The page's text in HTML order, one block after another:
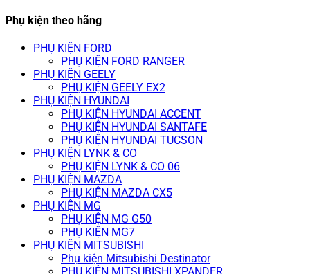
Phụ kiện theo hãng
PHỤ KIỆN FORD
PHỤ KIỆN FORD RANGER
PHỤ KIỆN GEELY
PHỤ KIỆN GEELY EX2
PHỤ KIỆN HYUNDAI
PHỤ KIỆN HYUNDAI ACCENT
PHỤ KIỆN HYUNDAI SANTAFE
PHỤ KIỆN HYUNDAI TUCSON
PHỤ KIỆN LYNK & CO
PHỤ KIỆN LYNK & CO 06
PHỤ KIỆN MAZDA
PHỤ KIỆN MAZDA CX5
PHỤ KIỆN MG
PHỤ KIỆN MG G50
PHỤ KIỆN MG7
PHỤ KIỆN MITSUBISHI
Phụ kiện Mitsubishi Destinator